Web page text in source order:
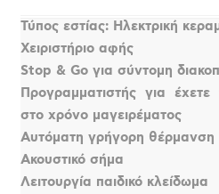
Τύπος εστίας: Ηλεκτρική
Χειριστήριο αφής
Stop & Go για σύντομη
Προγραμματιστής για
στο χρόνο μαγειρέματος
Αυτόματη γρήγορη θέρμανση
Ακουστικό σήμα
Λειτουργία παιδικό κλείδωμα